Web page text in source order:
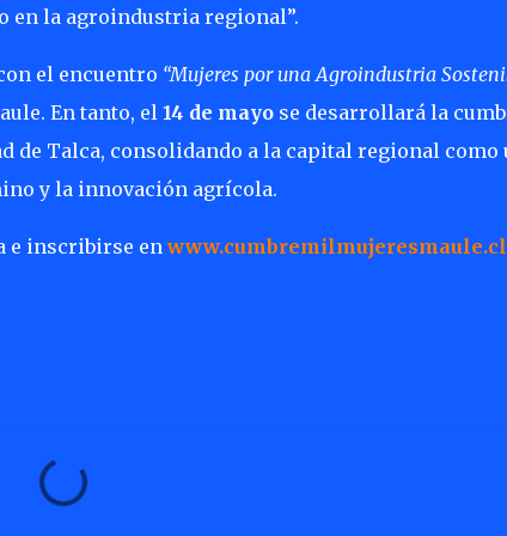
en la agroindustria regional”.
el encuentro “Mujeres por una Agroindustria
En tanto, el 14 de mayose desarrollará la
de Talca, consolidando a la capital regional como
y la innovación agrícola.
e inscribirse enwww.cumbremilmujeresmaule.cl